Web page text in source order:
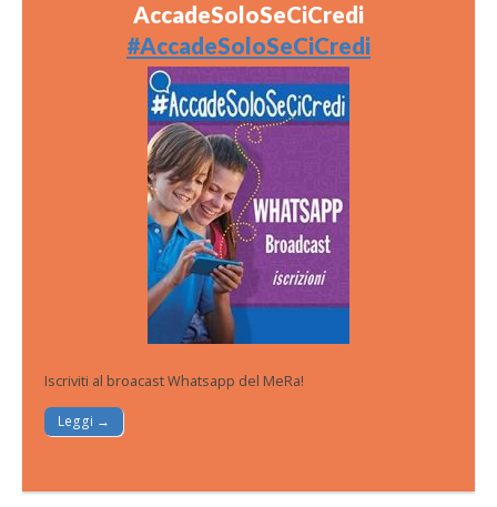
AccadeSoloSeCiCredi
#AccadeSoloSeCiCredi
Iscriviti al broacast Whatsapp del MeRa!
Leggi →